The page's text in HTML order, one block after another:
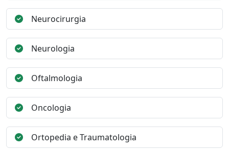
Neurocirurgia
Neurologia
Oftalmologia
Oncologia
Ortopedia e Traumatologia